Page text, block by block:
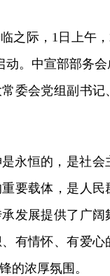
之际，1日上午
动。中宣部部务
委会党组副书
永恒的，是社
要载体，是人
发展提供了广
有情怀、有爱
的浓厚氛围。